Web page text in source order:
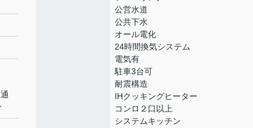
公営水道
公共下水
オール電化
24時間換気システム
電気有
駐車3台可
耐震構造
IHクッキングヒーター
コンロ２口以上
システムキッチン